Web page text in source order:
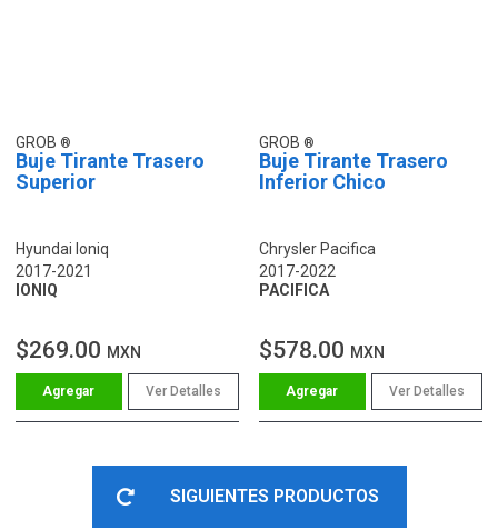
GROB
Buje Tirante Trasero
Superior
Hyundai Ioniq
2017-2021
IONIQ
$269.00 MXN
Ver Detalles
GROB
Buje Tirante Trasero
Inferior Chico
Chrysler Pacifica
2017-2022
PACIFICA
$578.00 MXN
Ver Detalles
SIGUIENTES PRODUCTOS